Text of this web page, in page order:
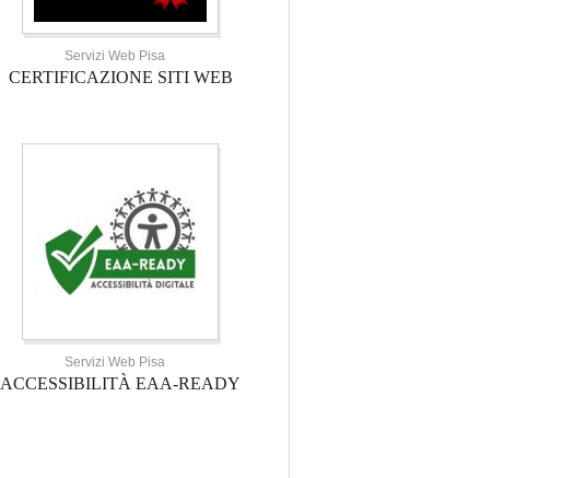
Servizi Web Pisa
CERTIFICAZIONE SITI WEB
Servizi Web Pisa
ACCESSIBILITÀ EAA-READY